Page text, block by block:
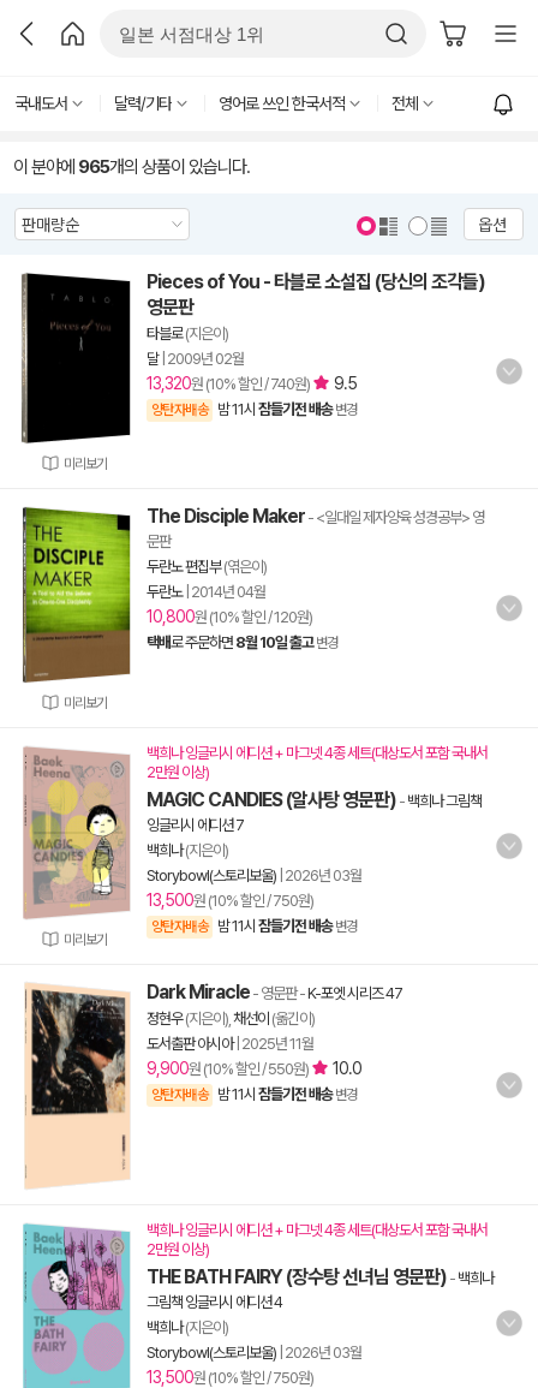
국내도서 달력/기타 영어로 쓰인 한국서적 전체
이 분야에 965개의 상품이 있습니다.
옵션
미리보기
Pieces of You - 타블로 소설집 (당신의 조각들)
영문판
타블로(지은이)
달| 2009년 02월
13,320원 (10% 할인 / 740원) 9.5
양탄자배송 밤 11시 잠들기전 배송 변경
미리보기
The Disciple Maker - <일대일 제자양육 성경공부> 영
문판
두란노 편집부(엮은이)
두란노| 2014년 04월
10,800원 (10% 할인 / 120원)
택배로 주문하면 8월 10일 출고 변경
미리보기
백희나 잉글리시 에디션 + 마그넷 4종 세트(대상도서 포함 국내서
2만원 이상)
MAGIC CANDIES (알사탕 영문판) - 백희나 그림책
잉글리시 에디션 7
백희나(지은이)
Storybowl(스토리보울) 2026년 03월
13,500원 (10% 할인 / 750원)
양탄자배송 밤 11시 잠들기전 배송 변경
Dark Miracle - 영문판-K-포엣 시리즈 47
정현우(지은이), 채선이 (옮긴이)
도서출판 아시아| 2025년 11월
9,900원 (10% 할인 / 550원) 10.0
양탄자배송 밤 11시 잠들기전 배송 변경
백희나 잉글리시 에디션 + 마그넷 4종 세트(대상도서 포함 국내서
2만원 이상)
THE BATH FAIRY (장수탕 선녀님 영문판) - 백희나
그림책 잉글리시 에디션 4
백희나(지은이)
Storybowl(스토리보울) 2026년 03월
13,500원 (10% 할인 / 750원)